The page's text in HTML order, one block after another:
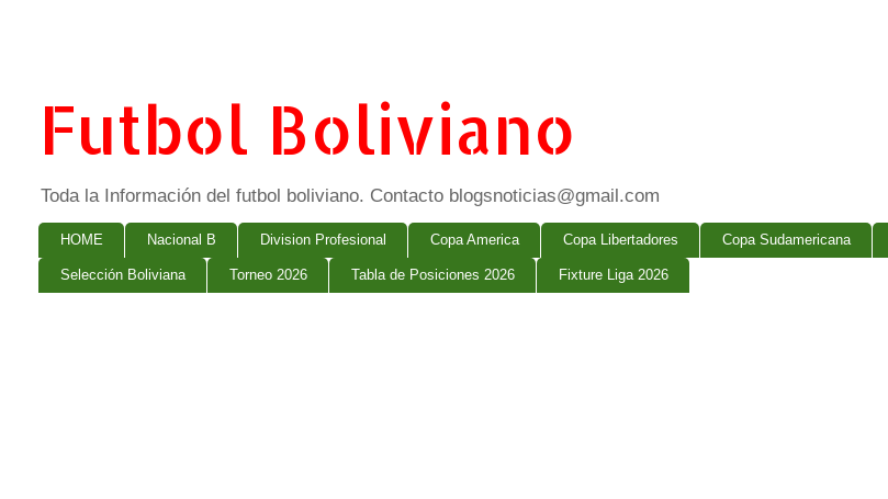
Futbol Boliviano
Toda la Información del futbol boliviano. Contacto blogsnoticias@gmail.com
HOME Nacional B Division Profesional Copa America Copa Libertadores Copa Sudamericana
Selección Boliviana Torneo 2026 Tabla de Posiciones 2026 Fixture Liga 2026